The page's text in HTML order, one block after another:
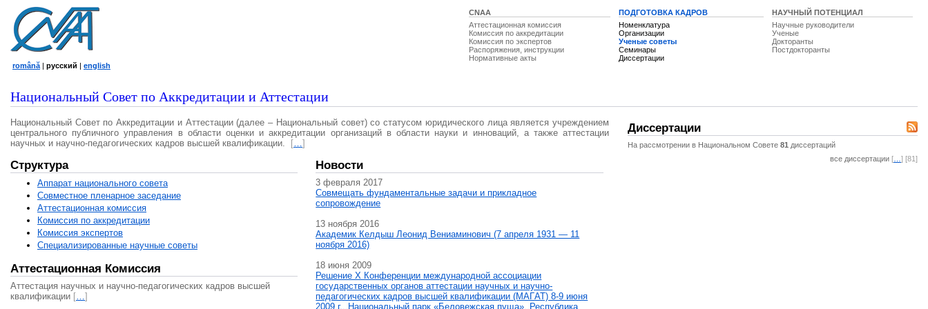
CNAA
Аттестационная комиссия
Комиссия по аккредитации
Комиссия по экспертов
Распоряжения, инструкции
Нормативные акты
ПОДГОТОВКА КАДРОВ
Номенклатура
Организации
Ученые советы
Семинары
Диссертации
НАУЧНЫЙ ПОТЕНЦИАЛ
Научные руководители
Ученые
Докторанты
Постдокторанты
română | русский | english
Национальный Совет по Аккредитации и Аттестации
Национальный Совет по Аккредитации и Аттестации (далее – Национальный совет) со статусом юридического лица является учреждением
центрального публичного управления в области оценки и аккредитации организаций в области науки и инноваций, а также аттестации
научных и научно-педагогических кадров высшей квалификации.
[…]
Структура
Аппарат национального совета
Совместное пленарное заседание
Аттестационная комисcия
Комиссия по аккредитации
Комиссия экспертов
Специализированные научные советы
Аттестационная Комиссия
Аттестация научных и научно-педагогических кадров высшей
квалификации […]
Новости
3 февраля 2017
Совмещать фундаментальные задачи и прикладное
сопровождение
13 ноября 2016
Академик Келдыш Леонид Вениаминович (7 апреля 1931 — 11
ноября 2016)
18 июня 2009
Решение X Конференции международной ассоциации
государственных органов аттестации научных и научно-
педагогических кадров высшей квалификации (МАГAT) 8-9 июня
2009 г., Национальный парк «Беловежская пуща», Республика
Диссертации
На рассмотрении в Национальном Совете 81 диссертаций
все диссертации [ ] [81]